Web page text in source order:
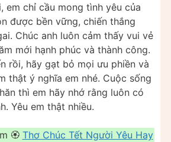
em chỉ cầu mong tình yêu của
được bền vững, chiến thắng
Chúc anh luôn cảm thấy vui vẻ
mới hạnh phúc và thành công.
rồi, hãy gạt bỏ mọi ưu phiền và
thật ý nghĩa em nhé. Cuộc sống
thì em hãy nhớ rằng luôn có
Yêu em thật nhiều.
🏵 Thơ Chúc Tết Người Yêu Hay